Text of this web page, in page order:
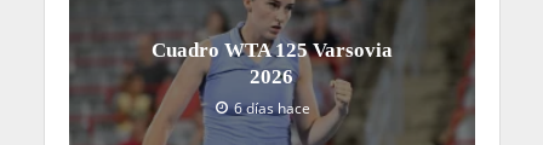
Cuadro WTA 125 Varsovia
2026
6 días hace